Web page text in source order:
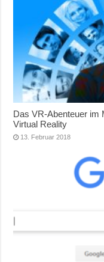
Das VR-Abenteuer im
Virtual Reality
13. Februar 2018